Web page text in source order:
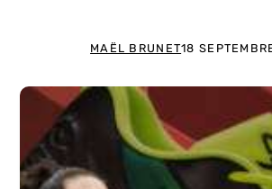
MAËL BRUNET18